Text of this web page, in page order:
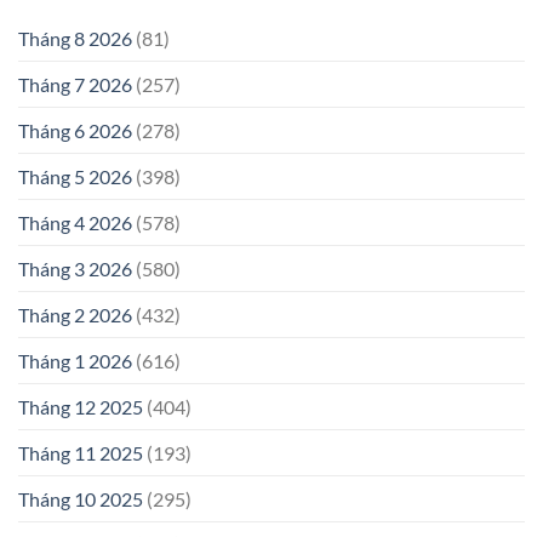
Tháng 8 2026 (81)
Tháng 7 2026 (257)
Tháng 6 2026 (278)
Tháng 5 2026 (398)
Tháng 4 2026 (578)
Tháng 3 2026 (580)
Tháng 2 2026 (432)
Tháng 1 2026 (616)
Tháng 12 2025 (404)
Tháng 11 2025 (193)
Tháng 10 2025 (295)